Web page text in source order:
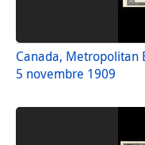
Canada, Metropolitan
5 novembre 1909